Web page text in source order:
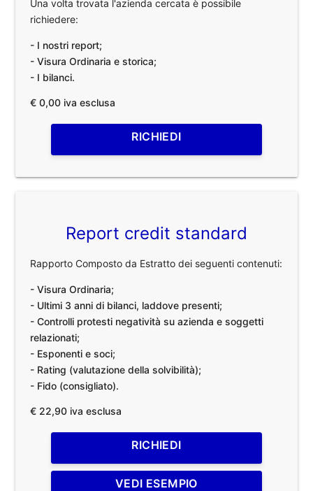
Una volta trovata l'azienda cercata è possibile
richiedere:
- I nostri report;
- Visura Ordinaria e storica;
- I bilanci.
€ 0,00 iva esclusa
RICHIEDI
Report credit standard
Rapporto Composto da Estratto dei seguenti contenuti:
- Visura Ordinaria;
- Ultimi 3 anni di bilanci, laddove presenti;
- Controlli protesti negatività su azienda e soggetti
relazionati;
- Esponenti e soci;
- Rating (valutazione della solvibilità);
- Fido (consigliato).
€ 22,90 iva esclusa
RICHIEDI
VEDI ESEMPIO